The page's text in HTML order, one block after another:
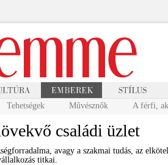
Tehetségek Művésznők A férfi,
családi üzlet
avagy a szakmai tudás, az
titkai.